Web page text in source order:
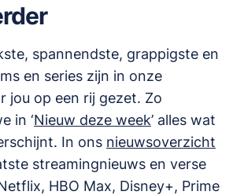
spannendste, grappigste en
en series zijn in onze
jou op een rij gezet. Zo
in ‘Nieuw deze week’ alles wat
In ons nieuwsoverzicht
streamingnieuws en verse
HBO Max, Disney+, Prime